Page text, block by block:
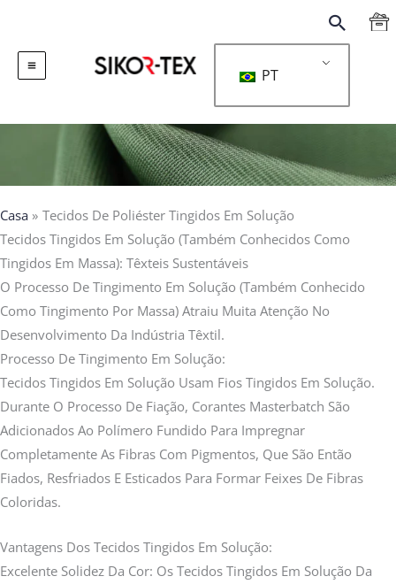
搜
索
PT
Casa
Tecidos De Poliéster Tingidos Em Solução
Tecidos Tingidos Em Solução (também Conhecidos Como
Tingidos Em Massa): Têxteis Sustentáveis
O Processo De Tingimento Em Solução (também Conhecido
Como Tingimento Por Massa) Atraiu Muita Atenção No
Desenvolvimento Da Indústria Têxtil.
Processo De Tingimento Em Solução:
Tecidos Tingidos Em Solução Usam Fios Tingidos Em Solução.
Durante O Processo De Fiação, Corantes Masterbatch São
Adicionados Ao Polímero Fundido Para Impregnar
Completamente As Fibras Com Pigmentos, Que São Então
Fiados, Resfriados E Esticados Para Formar Feixes De Fibras
Coloridas.
Vantagens Dos Tecidos Tingidos Em Solução:
Excelente Solidez Da Cor: Os Tecidos Tingidos Em Solução Da